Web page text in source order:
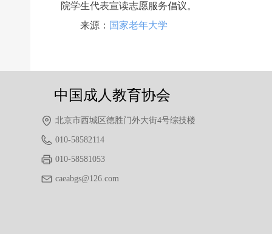
院学生代表宣读志愿服务倡议。
来源： 国家老年大学
北京市西城区德胜门外大街4号综技楼
010-58582114
010-58581053
caeabgs@126.com
中国成人教育协会